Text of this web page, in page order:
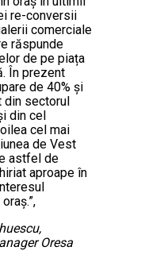
re-conversii
comerciale
răspunde
de pe piața
În prezent
de 40% și
sectorul
din cel
cel mai
de Vest
astfel de
aproape în
Oresa